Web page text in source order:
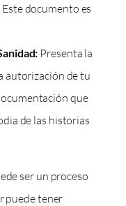
documento es
Presenta la
autorización de tu
que
de las historias
ser un proceso
puede tener